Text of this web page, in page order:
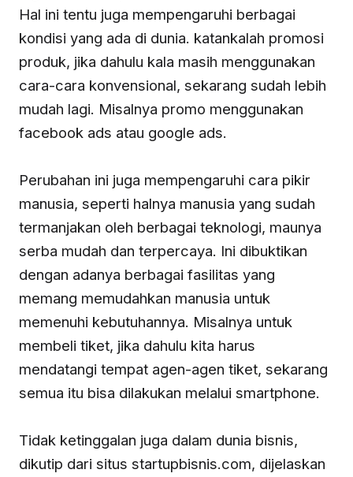
Hal ini tentu juga mempengaruhi berbagai
kondisi yang ada di dunia. katankalah promosi
produk, jika dahulu kala masih menggunakan
cara-cara konvensional, sekarang sudah lebih
mudah lagi. Misalnya promo menggunakan
facebook ads atau google ads.
Perubahan ini juga mempengaruhi cara pikir
manusia, seperti halnya manusia yang sudah
termanjakan oleh berbagai teknologi, maunya
serba mudah dan terpercaya. Ini dibuktikan
dengan adanya berbagai fasilitas yang
memang memudahkan manusia untuk
memenuhi kebutuhannya. Misalnya untuk
membeli tiket, jika dahulu kita harus
mendatangi tempat agen-agen tiket, sekarang
semua itu bisa dilakukan melalui smartphone.
Tidak ketinggalan juga dalam dunia bisnis,
dikutip dari situs startupbisnis.com, dijelaskan